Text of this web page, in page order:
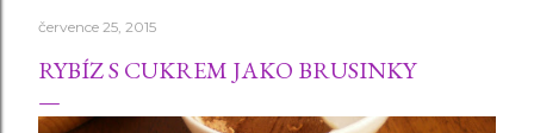
července 25, 2015
RYBÍZ S CUKREM JAKO BRUSINKY